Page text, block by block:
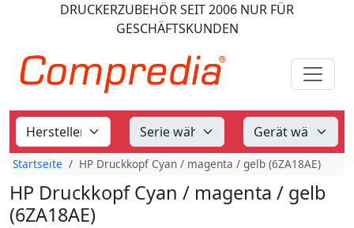
DRUCKERZUBEHÖRSEIT 2006 NUR FÜR
GESCHÄFTSKUNDEN
Startseite HP Druckkopf Cyan / magenta / gelb (6ZA18AE)
HP Druckkopf Cyan / magenta / gelb
(6ZA18AE)